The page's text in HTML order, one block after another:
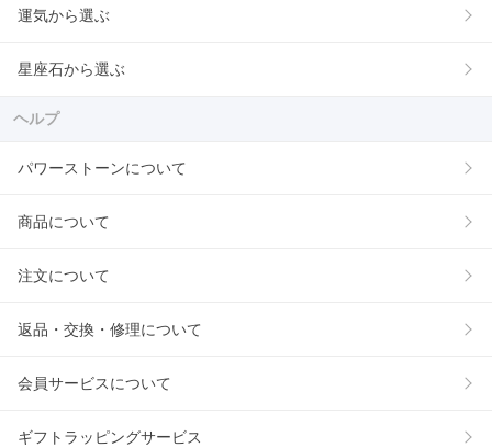
運気から選ぶ
星座石から選ぶ
ヘルプ
パワーストーンについて
商品について
注文について
返品・交換・修理について
会員サービスについて
ギフトラッピングサービス